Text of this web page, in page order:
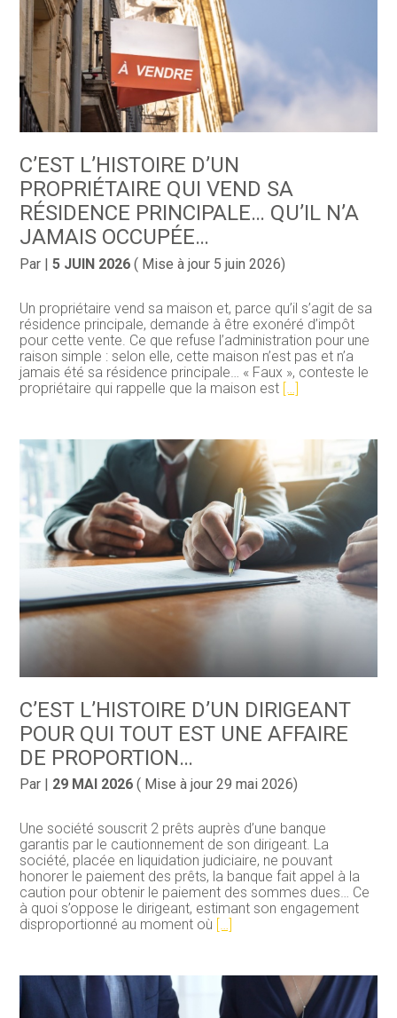
C’EST L’HISTOIRE D’UN
PROPRIÉTAIRE QUI VEND SA
RÉSIDENCE PRINCIPALE… QU’IL N’A
JAMAIS OCCUPÉE…
Par |5 JUIN 2026 ( Mise à jour 5 juin 2026)
Un propriétaire vend sa maison et, parce qu’il s’agit de sa
résidence principale, demande à être exonéré d’impôt
pour cette vente. Ce que refuse l’administration pour une
raison simple : selon elle, cette maison n’est pas et n’a
jamais été sa résidence principale… « Faux », conteste le
propriétaire qui rappelle que la maison est […]
C’EST L’HISTOIRE D’UN DIRIGEANT
POUR QUI TOUT EST UNE AFFAIRE
DE PROPORTION…
Par 29 MAI 2026 ( Mise à jour 29 mai 2026)
Une société souscrit 2 prêts auprès d’une banque
garantis par le cautionnement de son dirigeant. La
société, placée en liquidation judiciaire, ne pouvant
honorer le paiement des prêts, la banque fait appel à la
caution pour obtenir le paiement des sommes dues… Ce
à quoi s’oppose le dirigeant, estimant son engagement
disproportionné au moment où […]